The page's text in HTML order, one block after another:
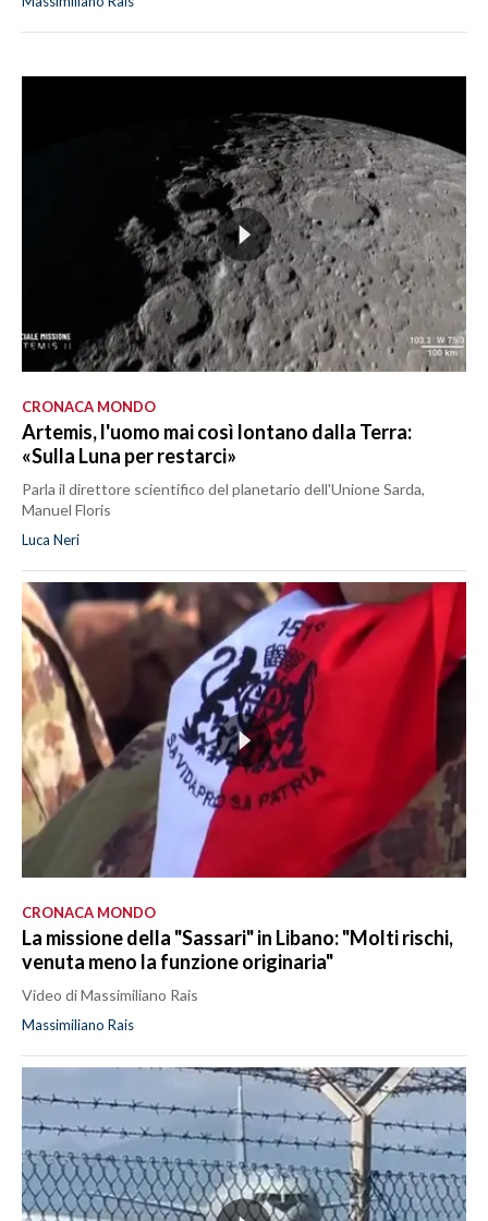
CRONACA MONDO
Artemis, l'uomo mai così lontano dalla Terra:
«Sulla Luna per restarci»
Parla il direttore scientifico del planetario dell'Unione Sarda,
Manuel Floris
Luca Neri
CRONACA MONDO
La missione della "Sassari" in Libano: "Molti rischi,
venuta meno la funzione originaria"
Video di Massimiliano Rais
Massimiliano Rais